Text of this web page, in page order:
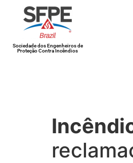
Sociedade dos Engenheiros de
Proteção Contra Incêndios